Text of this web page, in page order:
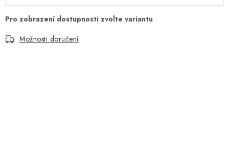
Možnosti doručení